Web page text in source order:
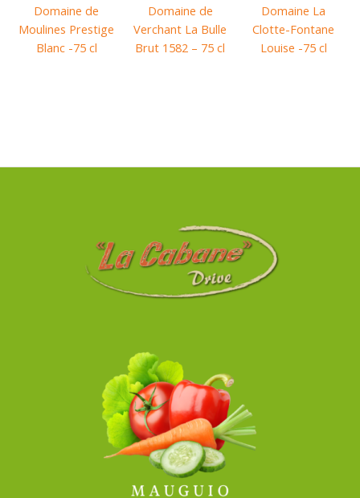
Domaine de
Moulines Prestige
Blanc -75 cl
Domaine de
Verchant La Bulle
Brut 1582 – 75 cl
Domaine La
Clotte-Fontane
Louise -75 cl